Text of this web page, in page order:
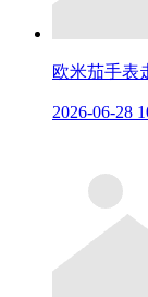
欧米茄手表
2026-06-28